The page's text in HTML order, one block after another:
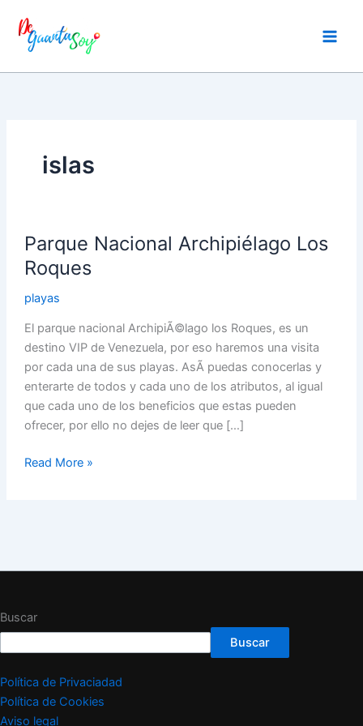
contenido
islas
Parque Nacional Archipiélago Los
Roques
playas
El parque nacional ArchipiÃ©lago los Roques, es un
destino VIP de Venezuela, por eso haremos una visita
por cada una de sus playas. AsÃ­ puedas conocerlas y
enterarte de todos y cada uno de los atributos, al igual
que cada uno de los beneficios que estas pueden
ofrecer, por ello no dejes de leer que […]
Nacional
Archipiélago
Roques
Read More »
Buscar
Buscar
Política de Privaciadad
Política de Cookies
Aviso legal